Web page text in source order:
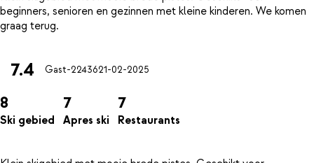
beginners, senioren en gezinnen met kleine kinderen. We komen
7.4 Gast-2243621-02-2025
8
Ski gebied
7
Apres ski
7
Restaurants